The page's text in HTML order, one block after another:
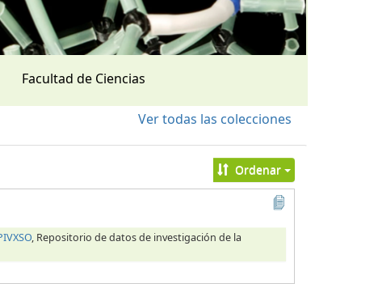
Facultad de Ciencias
Ver todas las colecciones
Ordenar
, Repositorio de datos de investigación de la